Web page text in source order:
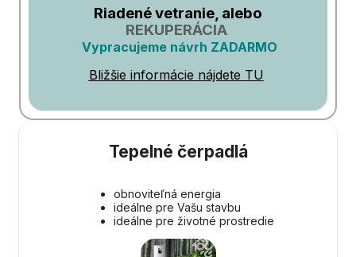
Riadené vetranie, alebo
REKUPERÁCIA
Vypracujeme návrh ZADARMO
Bližšie informácie nájdete TU
Tepelné čerpadlá
obnoviteľná energia
ideálne pre Vašu stavbu
ideálne pre životné prostredie